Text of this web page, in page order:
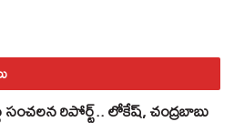
రిపోర్ట్.. లోకేష్‌, చంద్రబాబు